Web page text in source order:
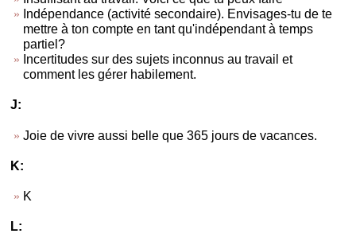
Indépendance (activité secondaire). Envisages-tu de te
mettre à ton compte en tant qu'indépendant à temps
partiel?
Incertitudes sur des sujets inconnus au travail et
comment les gérer habilement.
J:
Joie de vivre aussi belle que 365 jours de vacances.
K:
K
L: